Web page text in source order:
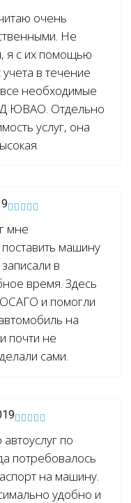
очень
Не
я с их помощью
в течение
необходимые
ЮВАО. Отдельно
услуг, она
мне
машину
в
время. Здесь
и помогли
на
почти не
сами.
по
потребовалось
на машину.
удобно и